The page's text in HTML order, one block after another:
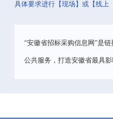
具体要求进行【现场】或【线上
“安徽省招标采购信息网”是
公共服务，打造安徽省最具